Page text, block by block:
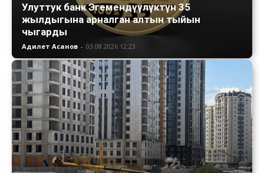
Улуттук банк Эгемендүүлүктүн 35
жылдыгына арналган алтын тыйын
чыгарды
Адилет Асанов - 03.08.2026 12:23